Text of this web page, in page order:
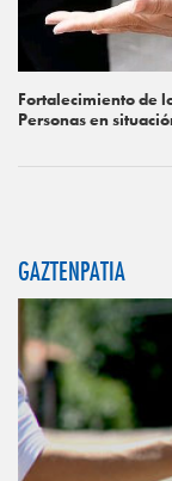
Fortalecimiento de
Personas en
GAZTENPATIA